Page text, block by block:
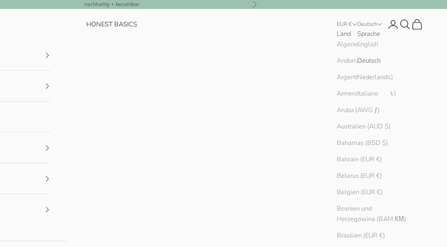
nachhaltig + bezahlbar Vor
HONEST BASICS EUR €
Land
Andorra (EUR €)
Argentinien (EUR €)
Armenien (AMD դր.)
Aruba (AWG ƒ)
Australien (AUD $)
Bahamas (BSD $)
Bahrain (EUR €)
Belarus (EUR €)
Belgien (EUR €)
Bosnien und
Herzegowina (BAM КМ)
Brasilien (EUR €)
Deutsch
Sprache
English
Deutsch
Nederlands
Italiano
Anmelden
SuchenWarenkorb